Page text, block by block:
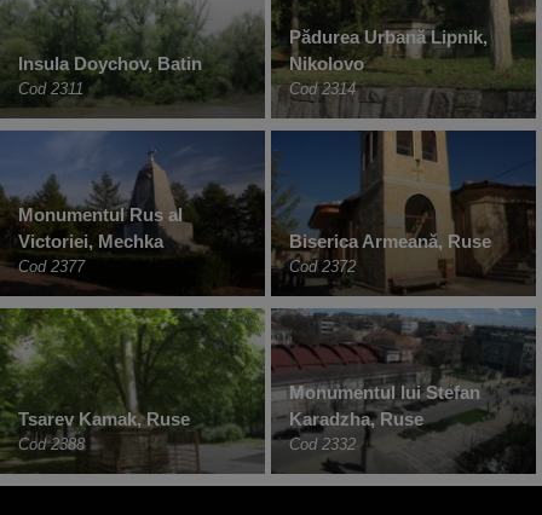
Insula Doychov, Batin
Cod 2311
Pădurea Urbană Lipnik,
Nikolovo
Cod 2314
Monumentul Rus al
Victoriei, Mechka
Cod 2377
Biserica Armeană, Ruse
Cod 2372
Tsarev Kamak, Ruse
Cod 2388
Monumentul lui Stefan
Karadzha, Ruse
Cod 2332